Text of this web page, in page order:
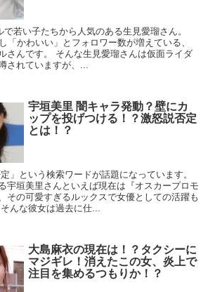
若い子たちから人気のある生見愛瑠さん。
「かわいい」とフォロワー数が増えている、
さんです。 そんな生見愛瑠さんは仮面ライダ
されていますが、...
宇垣美里 闇キャラ発動？壁にカ
ップを投げつける！？激怒説否定
とは！？
」という検索ワードが話題になっています。
宇垣美里さんといえば現在は『オスカープロモ
その可愛すぎるルックスで女優としての活躍も
んな彼女は過去に仕...
大島麻衣の現在は！？タクシーに
マジギレ！消えたこの女、炎上で
注目を集めるつもりか！？